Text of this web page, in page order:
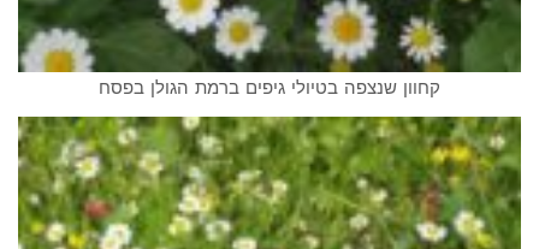
קחוון שנצפה בטיולי גיפים ברמת הגולן בפסח